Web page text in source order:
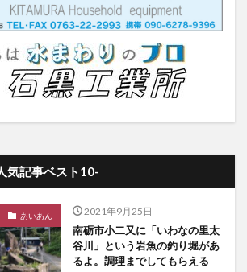
気記事ベスト10-
あいあん 2021年9月25日
南砺市小二又に「いわなの里太
谷川」という岩魚の釣り堀があ
るよ。調理までしてもらえる